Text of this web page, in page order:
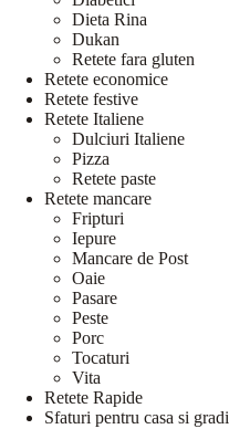
Dieta Rina
Dukan
Retete fara gluten
Retete economice
Retete festive
Retete Italiene
Dulciuri Italiene
Pizza
Retete paste
Retete mancare
Fripturi
Iepure
Mancare de Post
Oaie
Pasare
Peste
Porc
Tocaturi
Vita
Retete Rapide
Sfaturi pentru casa si